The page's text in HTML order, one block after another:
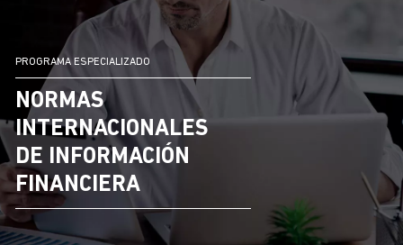
PROGRAMA ESPECIALIZADO
NORMAS
INTERNACIONALES
DE INFORMACIÓN
FINANCIERA